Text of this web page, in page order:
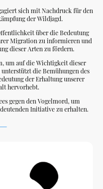
sich mit Nachdruck für den
der Wildjagd.
über die Bedeutung
Migration zu informieren und
dieser Arten zu fördern.
um auf die Wichtigkeit dieser
die Bemühungen des
der Erhaltung unserer
hervorhebt.
gegen den Vogelmord, um
Initiative zu erhalten.